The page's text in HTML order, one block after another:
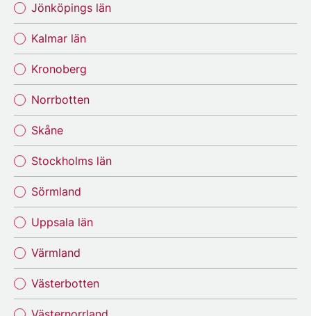
Jönköpings län
Kalmar län
Kronoberg
Norrbotten
Skåne
Stockholms län
Sörmland
Uppsala län
Värmland
Västerbotten